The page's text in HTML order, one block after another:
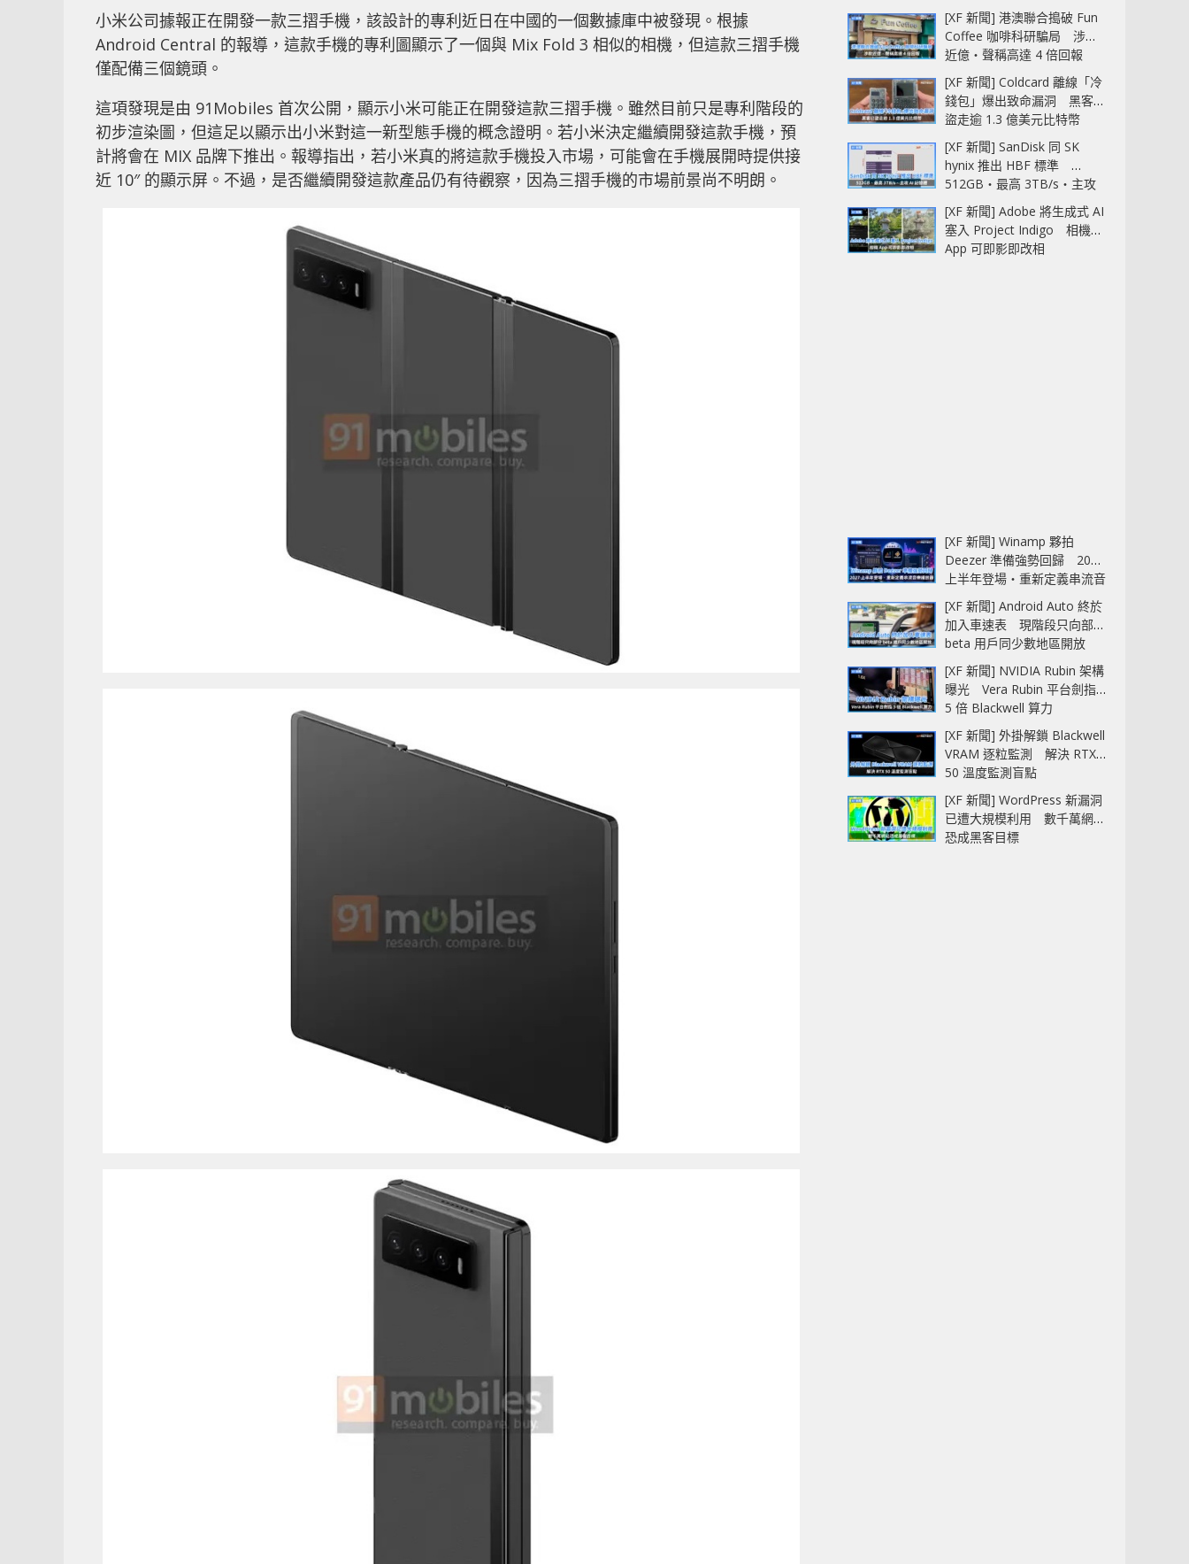
小米公司據報正在開發一款三摺手機，該設計的專利近日在中國的一個數據庫中被發現。根據
Android Central 的報導，這款手機的專利圖顯示了一個與 Mix Fold 3 相似的相機，但這款三摺手機
僅配備三個鏡頭。
這項發現是由 91Mobiles 首次公開，顯示小米可能正在開發這款三摺手機。雖然目前只是專利階段的
初步渲染圖，但這足以顯示出小米對這一新型態手機的概念證明。若小米決定繼續開發這款手機，預
計將會在 MIX 品牌下推出。報導指出，若小米真的將這款手機投入市場，可能會在手機展開時提供接
近 10″ 的顯示屏。不過，是否繼續開發這款產品仍有待觀察，因為三摺手機的市場前景尚不明朗。
[XF 新聞] 港澳聯合搗破 Fun
Coffee 咖啡科研騙局 涉款
近億‧聲稱高達 4 倍回報
[XF 新聞] Coldcard 離線「冷
錢包」爆出致命漏洞 黑客已
盜走逾 1.3 億美元比特幣
[XF 新聞] SanDisk 同 SK
hynix 推出 HBF 標準
512GB‧最高 3TB/s‧主攻
AI 記憶體
[XF 新聞] Adobe 將生成式 AI
塞入 Project Indigo 相機
App 可即影即改相
[XF 新聞] Winamp 夥拍
Deezer 準備強勢回歸 2027
上半年登場‧重新定義串流音
樂播放器
[XF 新聞] Android Auto 終於
加入車速表 現階段只向部分
beta 用戶同少數地區開放
[XF 新聞] NVIDIA Rubin 架構
曝光 Vera Rubin 平台劍指
5 倍 Blackwell 算力
[XF 新聞] 外掛解鎖 Blackwell
VRAM 逐粒監測 解決 RTX
50 溫度監測盲點
[XF 新聞] WordPress 新漏洞
已遭大規模利用 數千萬網站
恐成黑客目標